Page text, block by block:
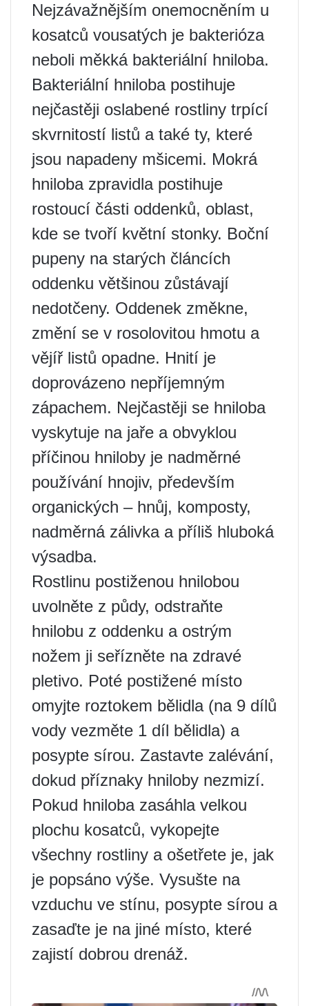
Nejzávažnějším onemocněním u
kosatců vousatých je bakterióza
neboli měkká bakteriální hniloba.
Bakteriální hniloba postihuje
nejčastěji oslabené rostliny trpící
skvrnitostí listů a také ty, které
jsou napadeny mšicemi. Mokrá
hniloba zpravidla postihuje
rostoucí části oddenků, oblast,
kde se tvoří květní stonky. Boční
pupeny na starých článcích
oddenku většinou zůstávají
nedotčeny. Oddenek změkne,
změní se v rosolovitou hmotu a
vějíř listů opadne. Hnití je
doprovázeno nepříjemným
zápachem. Nejčastěji se hniloba
vyskytuje na jaře a obvyklou
příčinou hniloby je nadměrné
používání hnojiv, především
organických – hnůj, komposty,
nadměrná zálivka a příliš hluboká
výsadba.
Rostlinu postiženou hnilobou
uvolněte z půdy, odstraňte
hnilobu z oddenku a ostrým
nožem ji seřízněte na zdravé
pletivo. Poté postižené místo
omyjte roztokem bělidla (na 9 dílů
vody vezměte 1 díl bělidla) a
posypte sírou. Zastavte zalévání,
dokud příznaky hniloby nezmizí.
Pokud hniloba zasáhla velkou
plochu kosatců, vykopejte
všechny rostliny a ošetřete je, jak
je popsáno výše. Vysušte na
vzduchu ve stínu, posypte sírou a
zasaďte je na jiné místo, které
zajistí dobrou drenáž.